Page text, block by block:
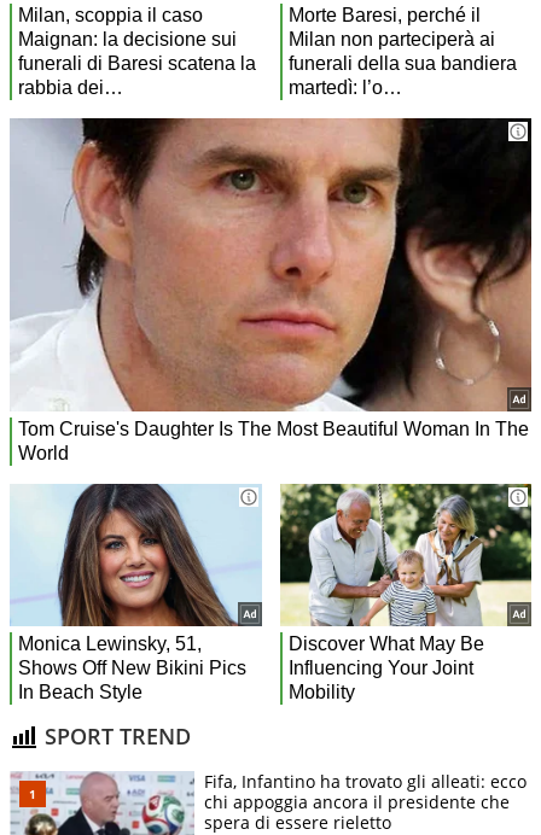
SPORT TREND
Fifa, Infantino ha trovato gli alleati: ecco
chi appoggia ancora il presidente che
spera di essere rieletto